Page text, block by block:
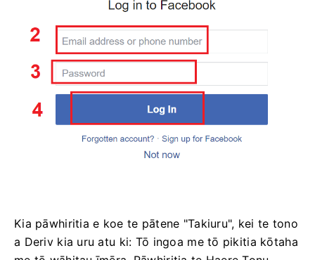
Kia pāwhiritia e koe te pātene "Takiuru", kei te tono
a Deriv kia uru atu ki: Tō ingoa me tō pikitia kōtaha